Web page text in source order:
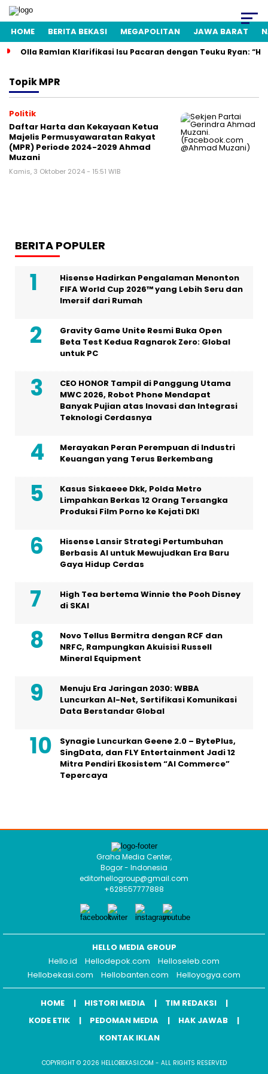
HOME BERITA BEKASI MEGAPOLITAN JAWA BARAT
Olla Ramlan Klarifikasi Isu Pacaran dengan Teuku Ryan:
TopikMPR
Politik
Daftar Harta dan Kekayaan Ketua
Majelis Permusyawaratan Rakyat
(MPR) Periode 2024-2029 Ahmad
Muzani
Kamis, 3 Oktober 2024 - 15:51 WIB
BERITA POPULER
Hisense Hadirkan Pengalaman Menonton
FIFA World Cup 2026™ yang Lebih Seru dan
Imersif dari Rumah
Gravity Game Unite Resmi Buka Open
Beta Test Kedua Ragnarok Zero: Global
untuk PC
CEO HONOR Tampil di Panggung Utama
MWC 2026, Robot Phone Mendapat
Banyak Pujian atas Inovasi dan Integrasi
Teknologi Cerdasnya
Merayakan Peran Perempuan di Industri
Keuangan yang Terus Berkembang
Kasus Siskaeee Dkk, Polda Metro
Limpahkan Berkas 12 Orang Tersangka
Produksi Film Porno ke Kejati DKI
Hisense Lansir Strategi Pertumbuhan
Berbasis AI untuk Mewujudkan Era Baru
Gaya Hidup Cerdas
High Tea bertema Winnie the Pooh Disney
di SKAI
Novo Tellus Bermitra dengan RCF dan
NRFC, Rampungkan Akuisisi Russell
Mineral Equipment
Menuju Era Jaringan 2030: WBBA
Luncurkan AI-Net, Sertifikasi Komunikasi
Data Berstandar Global
Synagie Luncurkan Geene 2.0 – BytePlus,
SingData, dan FLY Entertainment Jadi 12
Mitra Pendiri Ekosistem “AI Commerce”
Tepercaya
Graha Media Center,
Bogor - Indonesia
editorhellogroup@gmail.com
+628557777888
HELLO MEDIA GROUP
Hello.id
Hellodepok.com
Helloseleb.com
Hellobekasi.com
Hellobanten.com Helloyogya.com
HOME HISTORI MEDIA
TIM REDAKSI
KODE ETIK
PEDOMAN MEDIA
HAK JAWAB
KONTAK IKLAN
COPYRIGHT © 2026 HELLOBEKASI.COM - ALL RIGHTS RESERVED